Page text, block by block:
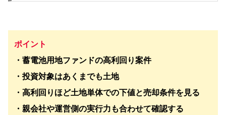
ポイント
・蓄電池用地ファンドの高利回り案件
・投資対象はあくまでも土地
・高利回りほど土地単体での下値と売却条件を見る
・親会社や運営側の実行力も合わせて確認する